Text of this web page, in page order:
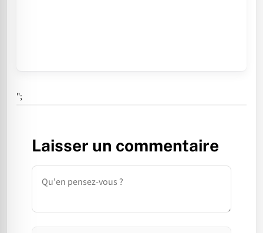
";
Laisser un commentaire
Commentaire